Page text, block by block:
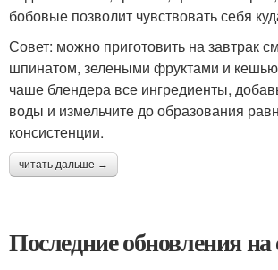
бобовые позволит чувствовать себя
Совет: можно приготовить на завтрак
шпинатом, зелеными фруктами и
чаше блендера все ингредиенты,
воды и измельчите до образования
консистенции.
читать дальше →
Последние обновления на